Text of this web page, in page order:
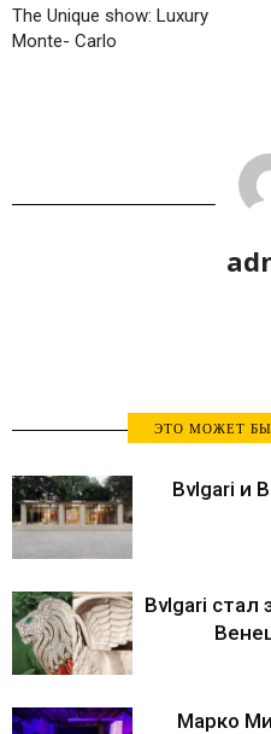
The Unique show: Luxury
Monte- Carlo
ЭТО МОЖЕТ
Bvlgari и
Bvlgari
Марко